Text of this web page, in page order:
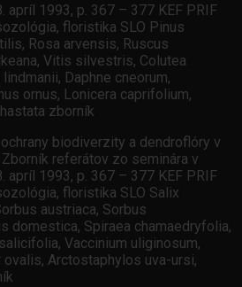
apríl 1993, p. 367 – 377 KEF PRIF
floristika SLO Pinus
Rosa arvensis, Ruscus
Vitis silvestris, Colutea
Daphne cneorum,
ornus, Lonicera caprifolium,
zborník
biodiverzity a dendroflóry v
referátov zo seminára v
apríl 1993, p. 367 – 377 KEF PRIF
floristika SLO Salix
austriaca, Sorbus
domestica, Spiraea chamaedryfolia,
Vaccinium uliginosum,
Arctostaphylos uva-ursi,